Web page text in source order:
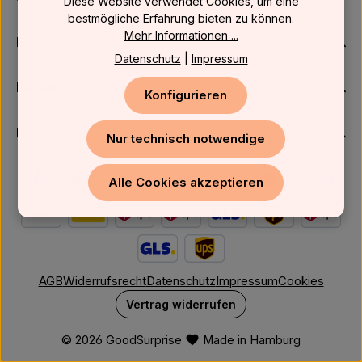
Firmenkunden
Kundenservice
Newsletter
© 2026 GoodSurprise Made in Hamburg
AGBWiderrufsrechtDatenschutzImpressumCookies
Vertrag widerrufen
bestmögliche Erfahrung bieten zu können.
Mehr Informationen ...
Datenschutz
Impressum
Nur technisch notwendige
Konfigurieren
Alle Cookies akzeptieren